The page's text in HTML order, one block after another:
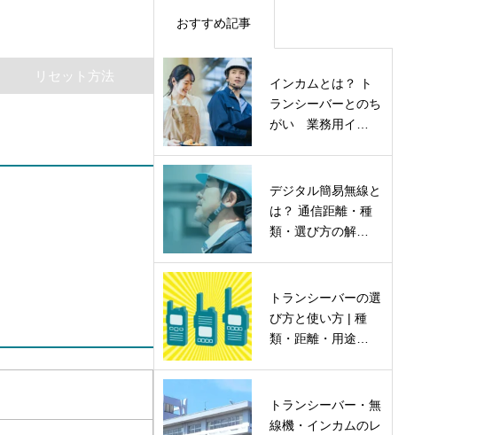
リセット方法
おすすめ記事
インカムとは？ ト
ランシーバーとのち
がい 業務用イ…
デジタル簡易無線と
は？ 通信距離・種
類・選び方の解…
トランシーバーの選
び方と使い方 | 種
類・距離・用途…
トランシーバー・無
線機・インカムのレ